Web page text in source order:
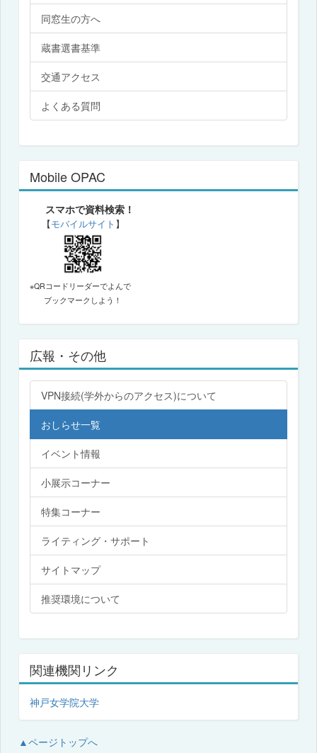
同窓生の方へ
蔵書選書基準
交通アクセス
よくある質問
Mobile OPAC
スマホで資料検索！
【モバイルサイト 】
※QRコードリーダーでよんで
ブックマークしよう！
広報・その他
VPN接続(学外からのアクセス)について
おしらせ一覧
イベント情報
小展示コーナー
特集コーナー
ライティング・サポート
サイトマップ
推奨環境について
関連機関リンク
神戸女学院大学
▲ページトップへ